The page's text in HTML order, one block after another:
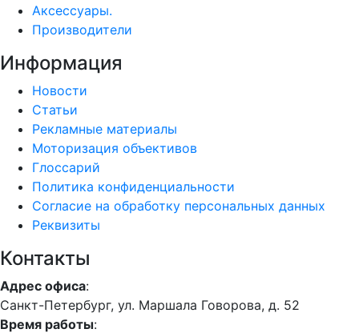
Аксессуары.
Производители
Информация
Новости
Статьи
Рекламные материалы
Моторизация объективов
Глоссарий
Политика конфиденциальности
Согласие на обработку персональных данных
Реквизиты
Контакты
Адрес офиса:
Санкт-Петербург, ул. Маршала Говорова, д. 52
Время работы: